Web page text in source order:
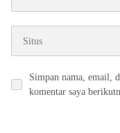
Simpan nama, email,
komentar saya